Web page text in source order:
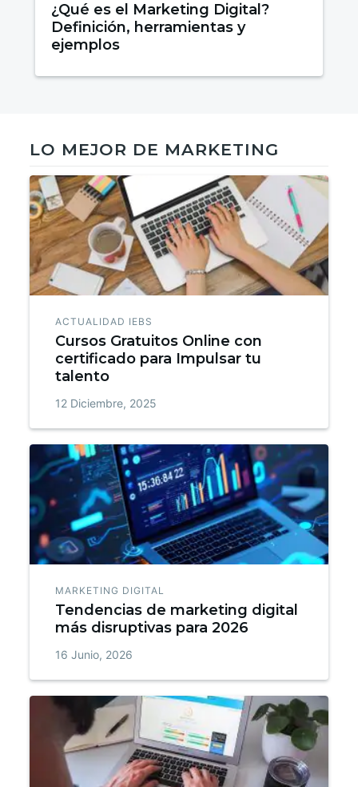
¿Qué es el Marketing Digital?
Definición, herramientas y
ejemplos
LO MEJOR DE MARKETING
ACTUALIDAD IEBS
Cursos Gratuitos Online con
certificado para Impulsar tu
talento
12 Diciembre, 2025
MARKETING DIGITAL
Tendencias de marketing digital
más disruptivas para 2026
16 Junio, 2026